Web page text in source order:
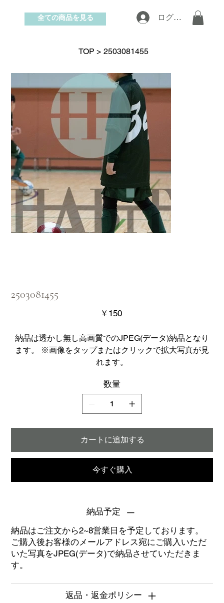
お問い合わせ
ログイン
全ての商品を見る
TOP > 2503081455
2503081455
価
格
￥150
納品は透かし無し高画質でのJPEG(データ)納品となり
ます。 ※画像をタップまたはクリックで拡大写真が見
れます。
数量
カートに追加する
今すぐ購入
納品予定
納品はご注文から2~8営業日を予定しております。
ご購入後お客様のメールアドレス宛にご購入いただ
いた写真をJPEG(データ)で納品させていただきま
す。
返品・返金ポリシー